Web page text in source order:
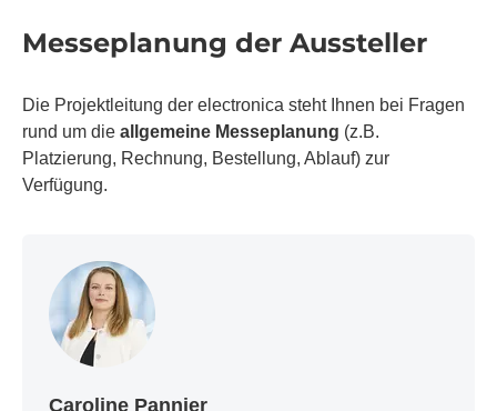
Messeplanung der Aussteller
Die Projektleitung der electronica steht Ihnen bei Fragen
rund um die allgemeine Messeplanung (z.B.
Platzierung, Rechnung, Bestellung, Ablauf) zur
Verfügung.
Caroline Pannier